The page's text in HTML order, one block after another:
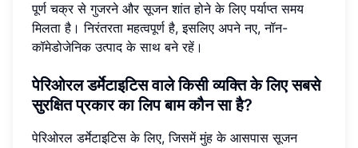
पूर्ण चक्र से गुजरने और सूजन शांत होने के लिए पर्याप्त समय
मिलता है। निरंतरता महत्वपूर्ण है, इसलिए अपने नए, नॉन-
कॉमेडोजेनिक उत्पाद के साथ बने रहें।
पेरिओरल डर्मेटाइटिस वाले किसी व्यक्ति के लिए सबसे
सुरक्षित प्रकार का लिप बाम कौन सा है?
पेरिओरल डर्मेटाइटिस के लिए, जिसमें मुंह के आसपास सूजन